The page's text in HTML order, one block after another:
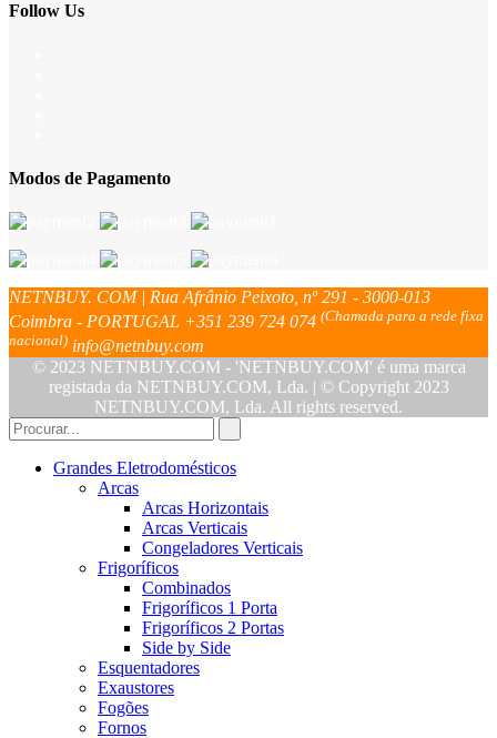
Follow Us
Modos de Pagamento
NETNBUY. COM | Rua Afrânio Peixoto, nº 291 - 3000-013
Coimbra - PORTUGAL +351 239 724 074 (Chamada para a rede fixa
nacional) info@netnbuy.com
© 2023 NETNBUY.COM - 'NETNBUY.COM' é uma marca
registada da NETNBUY.COM, Lda. | © Copyright 2023
NETNBUY.COM, Lda. All rights reserved.
Grandes Eletrodomésticos
Arcas
Arcas Horizontais
Arcas Verticais
Congeladores Verticais
Frigoríficos
Combinados
Frigoríficos 1 Porta
Frigoríficos 2 Portas
Side by Side
Esquentadores
Exaustores
Fogões
Fornos